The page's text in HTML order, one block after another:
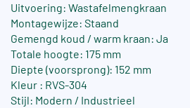
Uitvoering: Wastafelmengkraan
Montagewijze: Staand
Gemengd koud / warm kraan: Ja
Totale hoogte: 175 mm
Diepte (voorsprong): 152 mm
Kleur : RVS-304
Stijl: Modern / Industrieel